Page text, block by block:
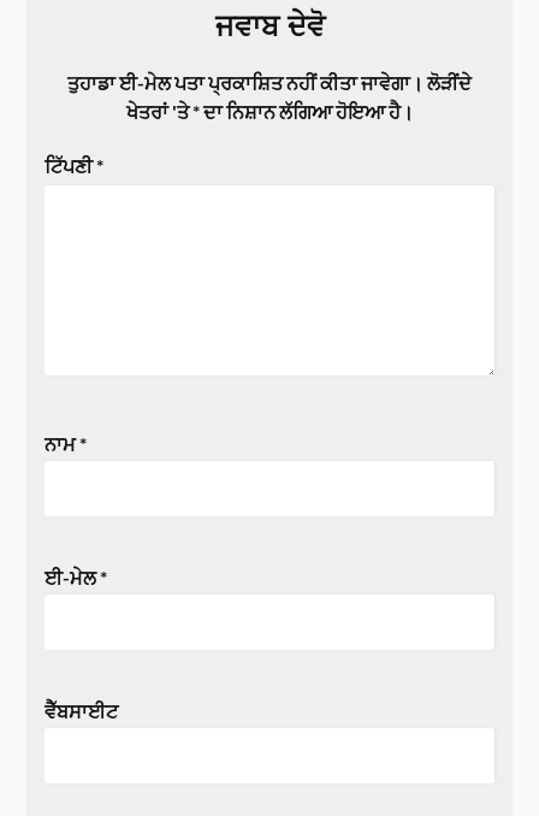
ਜਵਾਬ ਦੇਵੋ
ਤੁਹਾਡਾ ਈ-ਮੇਲ ਪਤਾ ਪ੍ਰਕਾਸ਼ਿਤ ਨਹੀਂ ਕੀਤਾ ਜਾਵੇਗਾ। ਲੋੜੀਂਦੇ
ਖੇਤਰਾਂ 'ਤੇ*ਦਾ ਨਿਸ਼ਾਨ ਲੱਗਿਆ ਹੋਇਆ ਹੈ।
ਟਿੱਪਣੀ*
ਨਾਮ*
ਈ-ਮੇਲ*
ਵੈੱਬਸਾਈਟ